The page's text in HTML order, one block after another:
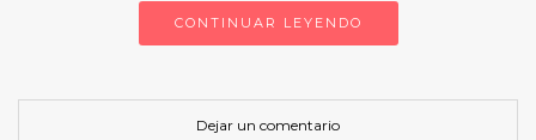
CONTINUAR LEYENDO
Dejar un comentario